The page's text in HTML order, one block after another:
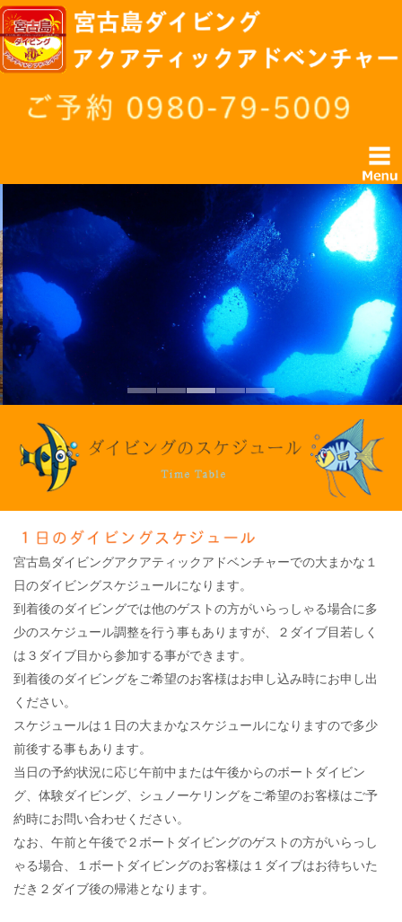
宮古島ダイビングアクアティックアドベンチャーでの大まかな１
日のダイビングスケジュールになります。
到着後のダイビングでは他のゲストの方がいらっしゃる場合に多
少のスケジュール調整を行う事もありますが、２ダイブ目若しく
は３ダイブ目から参加する事ができます。
到着後のダイビングをご希望のお客様はお申し込み時にお申し出
ください。
スケジュールは１日の大まかなスケジュールになりますので多少
前後する事もあります。
当日の予約状況に応じ午前中または午後からのボートダイビン
グ、体験ダイビング、シュノーケリングをご希望のお客様はご予
約時にお問い合わせください。
なお、午前と午後で２ボートダイビングのゲストの方がいらっし
ゃる場合、１ボートダイビングのお客様は１ダイブはお待ちいた
だき２ダイブ後の帰港となります。